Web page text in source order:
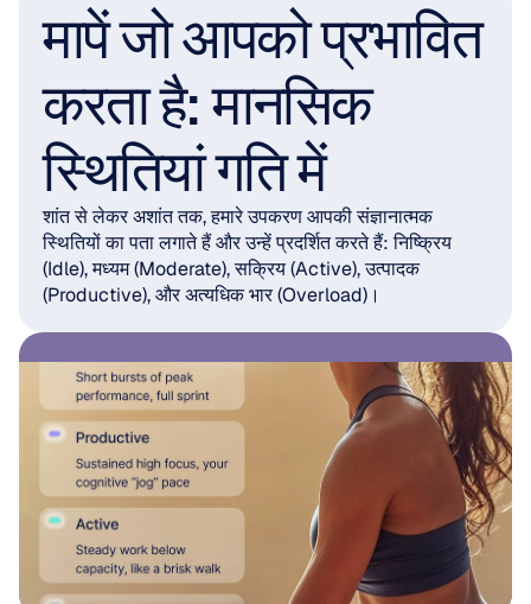
मापें जो आपको प्रभावित
करता है: मानसिक
स्थितियां गति में
शांत से लेकर अशांत तक, हमारे उपकरण आपकी संज्ञानात्मक
स्थितियों का पता लगाते हैं और उन्हें प्रदर्शित करते हैं: निष्क्रिय
(Idle), मध्यम (Moderate), सक्रिय (Active), उत्पादक
(Productive), और अत्यधिक भार (Overload)।